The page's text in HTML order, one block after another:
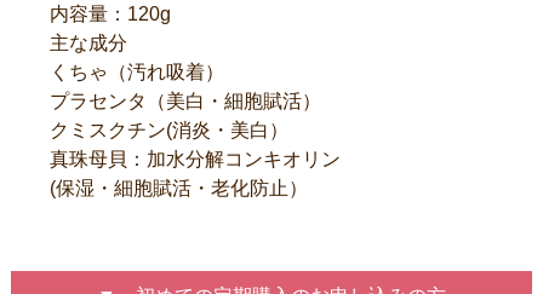
内容量：120g
主な成分
くちゃ（汚れ吸着）
プラセンタ（美白・細胞賦活）
クミスクチン(消炎・美白）
真珠母貝：加水分解コンキオリン
(保湿・細胞賦活・老化防止）